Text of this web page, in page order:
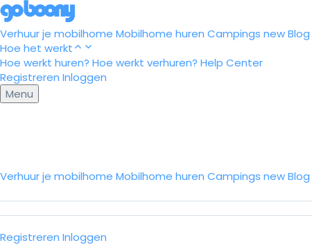
Verhuur je mobilhome Mobilhome huren Campings newBlog
Hoe het werkt
Hoe werkt huren? Hoe werkt verhuren? Help Center
Registreren Inloggen
Menu
Verhuur je mobilhome Mobilhome huren Campings newBlog
Registreren Inloggen